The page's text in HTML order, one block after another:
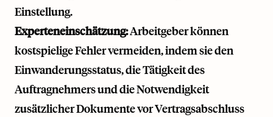
Einstellung.
Experteneinschätzung:Arbeitgeber können
kostspielige Fehler vermeiden, indem sie den
Einwanderungsstatus, die Tätigkeit des
Auftragnehmers und die Notwendigkeit
zusätzlicher Dokumente vor Vertragsabschluss